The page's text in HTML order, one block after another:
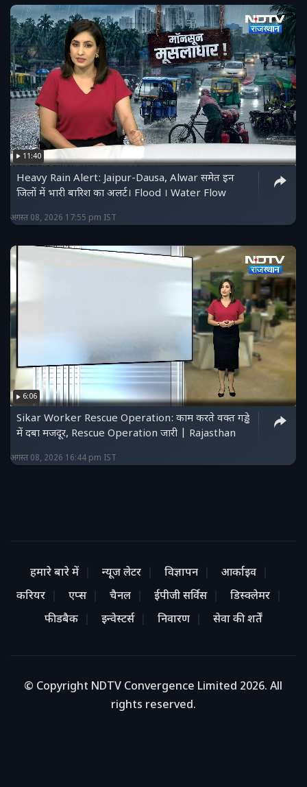
11:40
Heavy Rain Alert: Jaipur-Dausa, Alwar समेत इन
जिलों में भारी बारिश का अलर्ट। Flood । Water Flow
अगस्त 08, 2026 17:55 pm IST
6:06
Sikar Worker Rescue Operation: काम करते वक्त गड्ढे
में दबा मजदूर, Rescue Operation जारी | Rajasthan
अगस्त 08, 2026 16:44 pm IST
हमारे बारे में न्यूज लेटर विज्ञापन
आर्काइव
करियर
एप्स चैनल ईपीजी सर्विस
डिस्क्लेमर
फीडबैक
इन्वेस्टर्स निवारण सेवा की शर्तें
© Copyright NDTV Convergence Limited 2026. All
rights reserved.